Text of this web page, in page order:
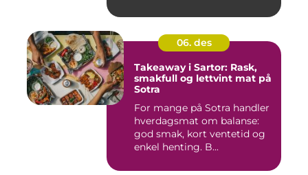
06. des
Takeaway i Sartor: Rask,
smakfull og lettvint mat på
Sotra
For mange på Sotra handler
hverdagsmat om balanse:
god smak, kort ventetid og
enkel henting. B...